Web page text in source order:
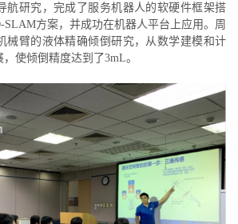
航研究，完成了服务机器人的软硬件框架搭
SLAM方案，并成功在机器人平台上应用。周
械臂的液体精确倾倒研究，从数学建模和计
使倾倒精度达到了3mL。